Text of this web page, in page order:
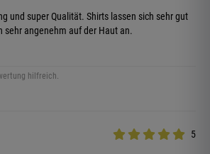
und super Qualität. Shirts lassen sich sehr gut
sehr angenehm auf der Haut an.
hilfreich.
5